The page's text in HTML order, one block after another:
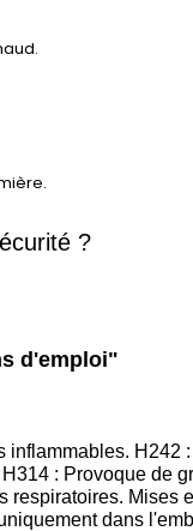
?
d'emploi"
H242
: Provoque de
Mises
dans